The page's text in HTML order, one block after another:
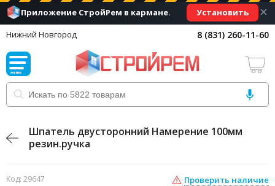
Приложение СтройРем в кармане. Установить ×
Нижний Новгород 8 (831) 260-11-60
Шпатель двусторонний Намерение 100мм
резин.ручка
Код: 29647 Проверить наличие